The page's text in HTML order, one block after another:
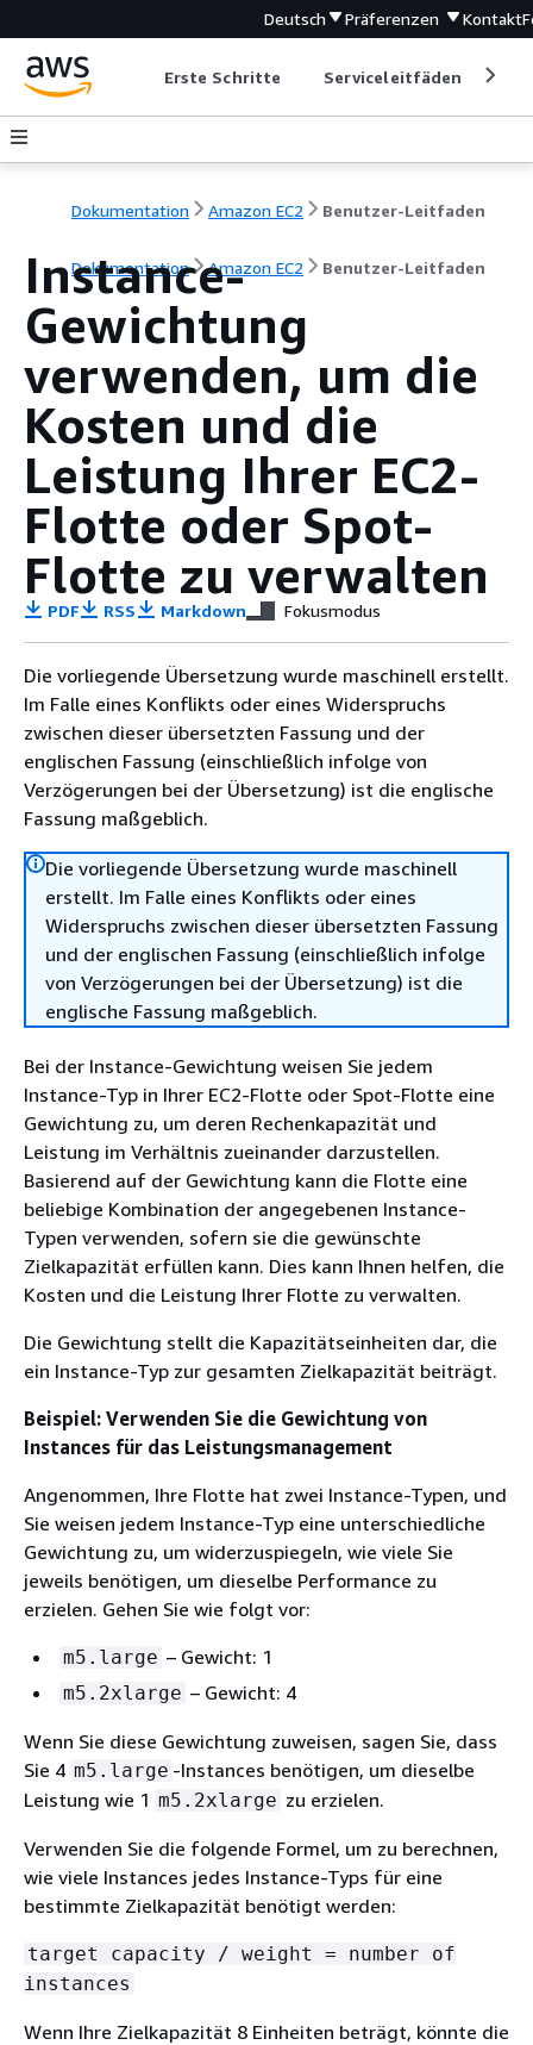
Deutsch Präferenzen Kontakt
Erste Schritte Serviceleitfäden
Dokumentation Amazon EC2 Benutzer-Leitfaden
Dokumentation Amazon EC2 Benutzer-Leitfaden
Instance-
Gewichtung
verwenden, um die
Kosten und die
Leistung Ihrer EC2-
Flotte oder Spot-
Flotte zu verwalten
PDF RSS Markdown Fokusmodus
Die vorliegende Übersetzung wurde maschinell erstellt.
Im Falle eines Konflikts oder eines Widerspruchs
zwischen dieser übersetzten Fassung und der
englischen Fassung (einschließlich infolge von
Verzögerungen bei der Übersetzung) ist die englische
Fassung maßgeblich.
Die vorliegende Übersetzung wurde maschinell
erstellt. Im Falle eines Konflikts oder eines
Widerspruchs zwischen dieser übersetzten Fassung
und der englischen Fassung (einschließlich infolge
von Verzögerungen bei der Übersetzung) ist die
englische Fassung maßgeblich.
Bei der Instance-Gewichtung weisen Sie jedem
Instance-Typ in Ihrer EC2-Flotte oder Spot-Flotte eine
Gewichtung zu, um deren Rechenkapazität und
Leistung im Verhältnis zueinander darzustellen.
Basierend auf der Gewichtung kann die Flotte eine
beliebige Kombination der angegebenen Instance-
Typen verwenden, sofern sie die gewünschte
Zielkapazität erfüllen kann. Dies kann Ihnen helfen, die
Kosten und die Leistung Ihrer Flotte zu verwalten.
Die Gewichtung stellt die Kapazitätseinheiten dar, die
ein Instance-Typ zur gesamten Zielkapazität beiträgt.
Beispiel: Verwenden Sie die Gewichtung von
Instances für das Leistungsmanagement
Angenommen, Ihre Flotte hat zwei Instance-Typen, und
Sie weisen jedem Instance-Typ eine unterschiedliche
Gewichtung zu, um widerzuspiegeln, wie viele Sie
jeweils benötigen, um dieselbe Performance zu
erzielen. Gehen Sie wie folgt vor:
m5.large – Gewicht: 1
m5.2xlarge – Gewicht: 4
Wenn Sie diese Gewichtung zuweisen, sagen Sie, dass
Sie 4 m5.large -Instances benötigen, um dieselbe
Leistung wie 1 m5.2xlarge zu erzielen.
Verwenden Sie die folgende Formel, um zu berechnen,
wie viele Instances jedes Instance-Typs für eine
bestimmte Zielkapazität benötigt werden:
target capacity / weight = number of
instances
Wenn Ihre Zielkapazität 8 Einheiten beträgt, könnte die